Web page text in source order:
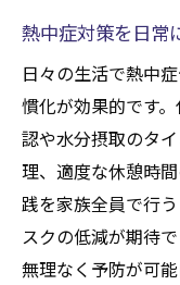
熱中症対策を日常
日々の生活で熱中
慣化が効果的です
認や水分摂取のタ
理、適度な休憩時
践を家族全員で行
スクの低減が期待
無理なく予防が可能